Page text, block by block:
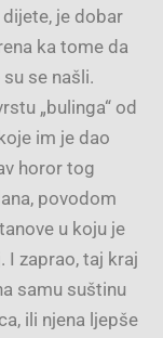
je dobar
ka tome da
se našli.
„bulinga“ od
im je dao
horor tog
povodom
u koju je
I zaprao, taj kraj
samu suštinu
ili njena ljepše